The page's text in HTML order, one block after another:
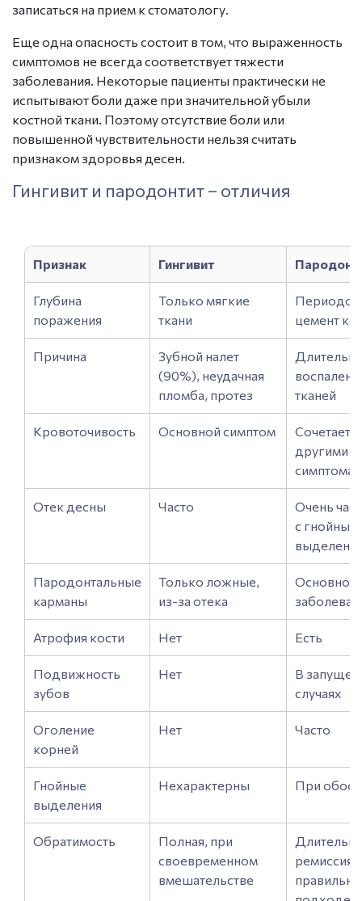
записаться на прием к стоматологу.
Еще одна опасность состоит в том, что выраженность
симптомов не всегда соответствует тяжести
заболевания. Некоторые пациенты практически не
испытывают боли даже при значительной убыли
костной ткани. Поэтому отсутствие боли или
повышенной чувствительности нельзя считать
признаком здоровья десен.
Гингивит и пародонтит – отличия
Признак Гингивит
Глубина
поражения
Только мягкие
ткани
цемент
Причина
Зубной налет
(90%), неудачная
пломба, протез
тканей
Кровоточивость Основной симптом
другими
Отек десны Часто
Очень
с
Пародонтальные
карманы
Только ложные,
из-за отека
Основной
Атрофия кости Нет Есть
Подвижность
зубов
Нет
В
случаях
Оголение
корней
Нет Часто
Гнойные
выделения
Нехарактерны При
Обратимость
Полная, при
своевременном
вмешательстве
ремиссия